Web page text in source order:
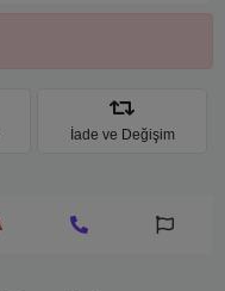
İade ve Değişim